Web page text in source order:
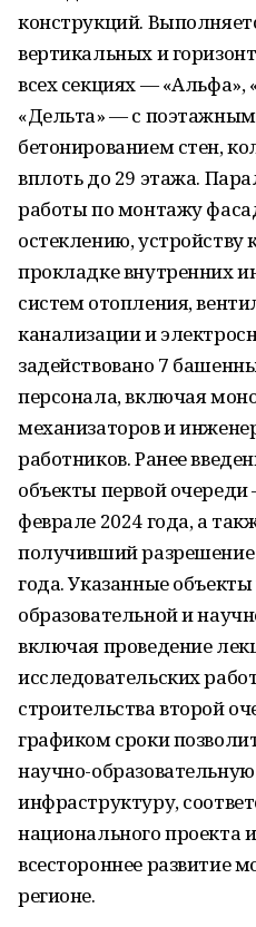
конструкций.
вертикальных и
всех секциях — «Альфа»,
«Дельта» — с
бетонированием стен,
вплоть до 29 этажа.
работы по монтажу
остеклению, устройству
прокладке внутренних
систем отопления,
канализации и
задействовано 7
персонала, включая
механизаторов и
работников. Ранее
объекты первой
феврале 2024 года, а
получивший разрешение
года. Указанные
образовательной и
включая проведение
исследовательских
строительства второй
графиком сроки
научно-
инфраструктуру,
национального проекта
всестороннее развитие
регионе.